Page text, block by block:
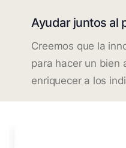
Ayudar juntos al
Creemos que la
para hacer un bien
enriquecer a los